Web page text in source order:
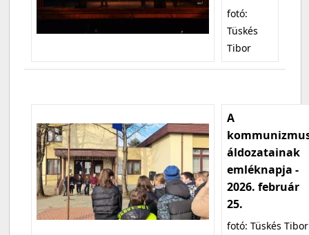
fotó:
Tüskés
Tibor
A
áldozatainak
emléknapja -
2026. február
25.
fotó: Tüskés Tibor